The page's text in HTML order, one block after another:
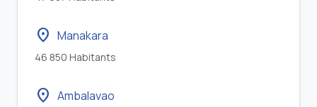
location_on Manakara
46 850 Habitants
location_on Ambalavao